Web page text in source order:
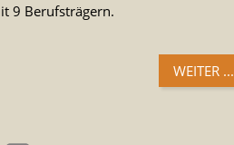
9 Berufsträgern.
WEITER ...